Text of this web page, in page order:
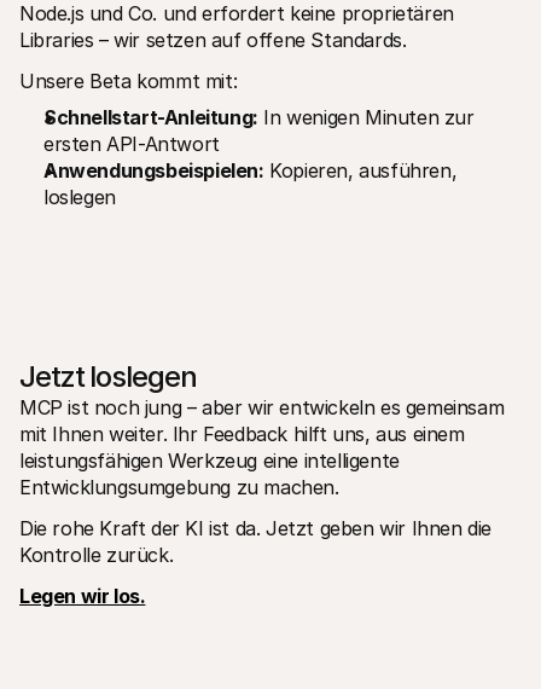
Node.js und Co. und erfordert keine proprietären
Libraries – wir setzen auf offene Standards.
Unsere Beta kommt mit:
Schnellstart-Anleitung: In wenigen Minuten zur
ersten API-Antwort
Anwendungsbeispielen: Kopieren, ausführen,
loslegen
Jetzt loslegen
MCP ist noch jung – aber wir entwickeln es gemeinsam
mit Ihnen weiter. Ihr Feedback hilft uns, aus einem
leistungsfähigen Werkzeug eine intelligente
Entwicklungsumgebung zu machen.
Die rohe Kraft der KI ist da. Jetzt geben wir Ihnen die
Kontrolle zurück.
Legen wir los.